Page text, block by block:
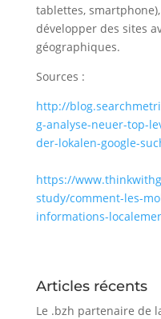
tablettes,
développer des sites
géographiques.
Sources :
http://
g-analyse-neuer-top-
der-lokalen-google-
https://
study/comment-les-
informations-
Articles récents
Le .bzh partenaire de